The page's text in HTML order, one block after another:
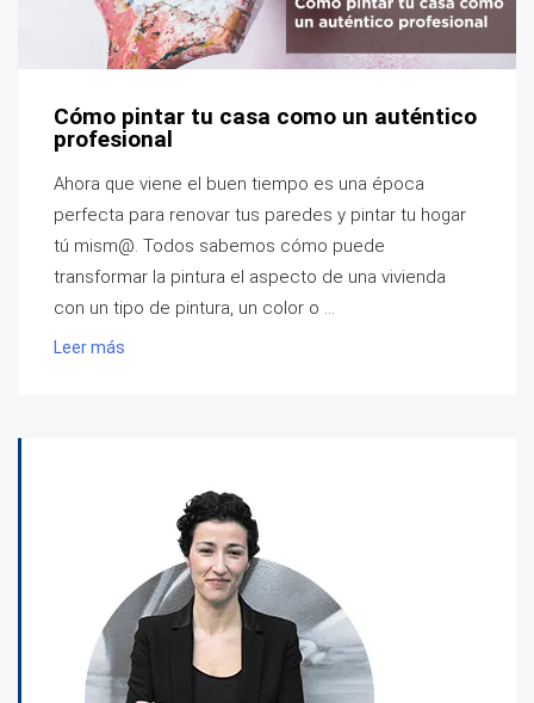
Cómo pintar tu casa como un auténtico
profesional
Ahora que viene el buen tiempo es una época
perfecta para renovar tus paredes y pintar tu hogar
tú mism@. Todos sabemos cómo puede
transformar la pintura el aspecto de una vivienda
con un tipo de pintura, un color o ...
Leer más